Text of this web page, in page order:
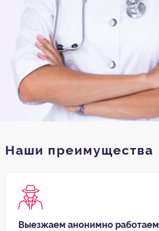
Наши преимущества
Выезжаем анонимно работаем